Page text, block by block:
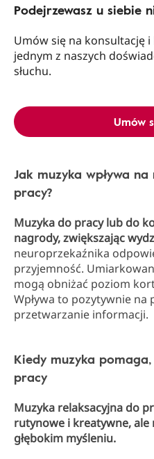
Podejrzewasz u siebie
Umów się na konsultację i
jednym z naszych
słuchu.
Umów
Jak muzyka wpływa
pracy?
Muzyka do pracy lub do
nagrody, zwiększając
neuroprzekaźnika
przyjemność.
mogą obniżać poziom
Wpływa to pozytywnie na
przetwarzanie informacji.
Kiedy muzyka
pracy
Muzyka relaksacyjna do
rutynowe i kreatywne, ale
głębokim myśleniu.